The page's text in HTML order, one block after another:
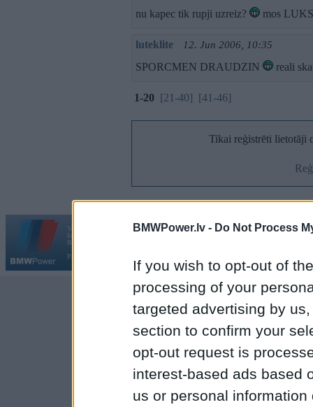
BMWPower.lv - Do Not Process
If you wish to opt-out of
processing of your
targeted advertising by
section to confirm your
opt-out request is
interest-based ads based
us or personal
nu kapec tik rupji uzreiz? mos
luteklite 12. Jun 2006, 10:35
SPORCMEN DRAUDZIN reali
1-20 [21-40] [41-46]
Tikai reģistrēti lietotāji
Vortāls BMWPower.lv darbojas
kopš 2002. gada 14. maija. Tas nav auto klubs un nav saistīts ar
BMW AG.
Par BMWPower